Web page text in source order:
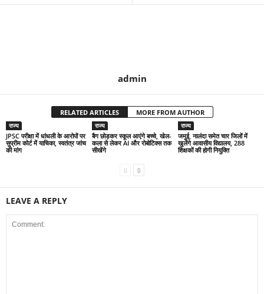
admin
RELATED ARTICLES MORE FROM AUTHOR
राज्य
JPSC परीक्षा में धांधली के आरोपों पर
सुप्रीम कोर्ट में याचिका, स्वतंत्र जांच
की मांग
राज्य
बैग छोड़कर स्कूल आएंगे बच्चे, खेल-
कला से लेकर AI और रोबोटिक्स तक
सीखेंगे
राज्य
जमुई, नालंदा समेत चार जिलों में
खुलेंगे आवासीय विद्यालय, 288
शिक्षकों की होगी नियुक्ति
LEAVE A REPLY